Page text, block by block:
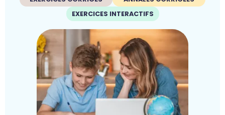
EXERCICES INTERACTIFS